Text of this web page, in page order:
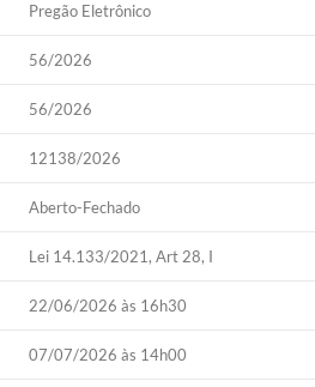
Pregão Eletrônico
56/2026
56/2026
12138/2026
Aberto-Fechado
Lei 14.133/2021, Art 28, I
22/06/2026 às 16h30
07/07/2026 às 14h00